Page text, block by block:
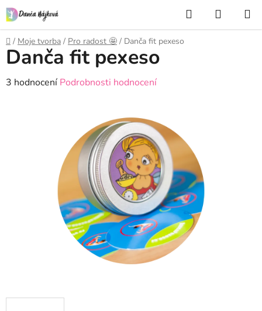
Přejít
na
obsah
Hledat
KOŠÍK
Domů
/ Moje tvorba / Pro radost 🤩 / Danča fit pexeso
Danča fit pexeso
Průměrné
3 hodnocení Podrobnosti hodnocení